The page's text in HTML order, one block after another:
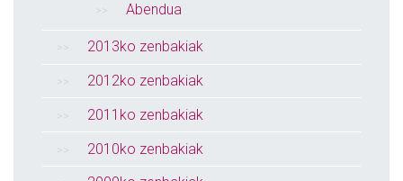
Abendua
2013ko zenbakiak
2012ko zenbakiak
2011ko zenbakiak
2010ko zenbakiak